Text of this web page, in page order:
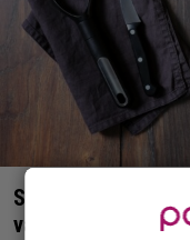
Syötkö perunoita
vakavaan